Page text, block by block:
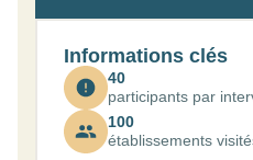
Informations clés
40
participants par
100
établissements